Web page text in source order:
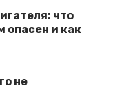
что
опасен и как
не